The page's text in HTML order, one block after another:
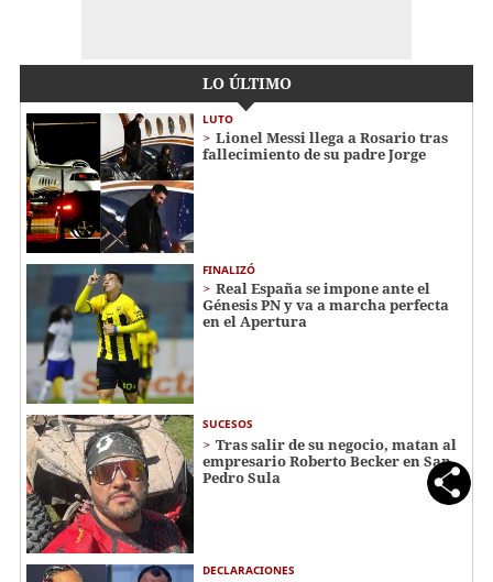
LO ÚLTIMO
LUTO
Lionel Messi llega a Rosario tras
fallecimiento de su padre Jorge
FINALIZÓ
Real España se impone ante el
Génesis PN y va a marcha perfecta
en el Apertura
SUCESOS
Tras salir de su negocio, matan al
empresario Roberto Becker en San
Pedro Sula
DECLARACIONES